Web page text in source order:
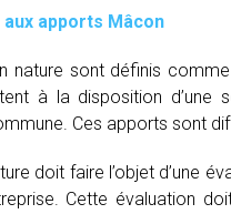
apports Mâcon
nature sont définis
à la disposition d’une
Ces apports sont
doit faire l’objet d’une
Cette évaluation